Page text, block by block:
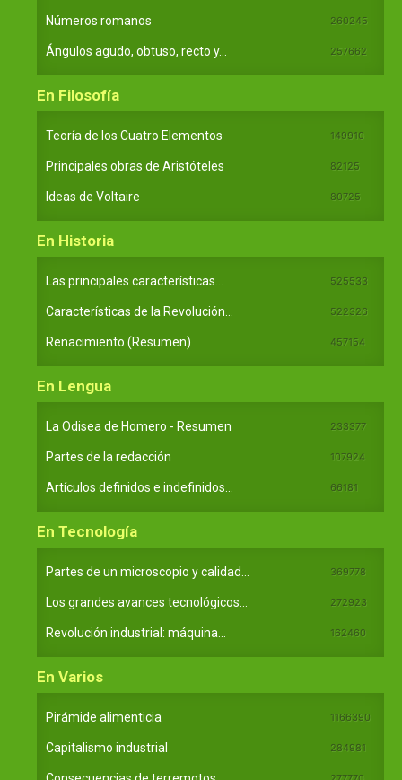
Números romanos 260245
Ángulos agudo, obtuso, recto y... 257662
En Filosofía
Teoría de los Cuatro Elementos 149910
Principales obras de Aristóteles 82125
Ideas de Voltaire 80725
En Historia
Las principales características... 525533
Características de la Revolución... 522326
Renacimiento (Resumen) 457154
En Lengua
La Odisea de Homero - Resumen 233377
Partes de la redacción 107924
Artículos definidos e indefinidos... 66181
En Tecnología
Partes de un microscopio y calidad... 369778
Los grandes avances tecnológicos... 272923
Revolución industrial: máquina... 162460
En Varios
Pirámide alimenticia 1166390
Capitalismo industrial 284981